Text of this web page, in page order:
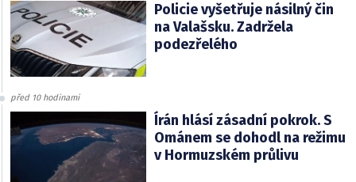
Policie vyšetřuje násilný čin
na Valašsku. Zadržela
podezřelého
před 10 hodinami
Írán hlásí zásadní pokrok. S
Ománem se dohodl na režimu
v Hormuzském průlivu